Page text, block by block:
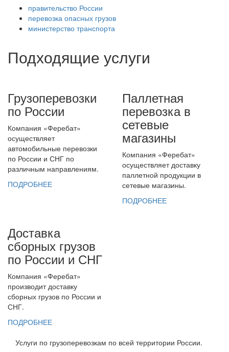
правительство России
перевозка опасных грузов
министерство транспорта
Подходящие услуги
Грузоперевозки
по России
Компания «Феребат»
осуществляет
автомобильные перевозки
по России и СНГ по
различным направлениям.
ПОДРОБНЕЕ
Паллетная
перевозка в
сетевые
магазины
Компания «Феребат»
осуществляет доставку
паллетной продукции в
сетевые магазины.
ПОДРОБНЕЕ
Доставка
сборных грузов
по России и СНГ
Компания «Феребат»
производит доставку
сборных грузов по России и
СНГ.
ПОДРОБНЕЕ
Услуги по грузоперевозкам по всей территории России.